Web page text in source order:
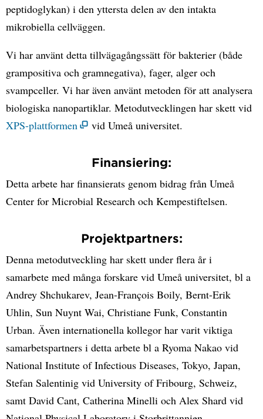
peptidoglykan) i den yttersta delen av den intakta
mikrobiella cellväggen.
Vi har använt detta tillvägagångssätt för bakterier (både
grampositiva och gramnegativa), fager, alger och
svampceller. Vi har även använt metoden för att analysera
biologiska nanopartiklar. Metodutvecklingen har skett vid
XPS-plattformen
vid Umeå universitet.
Finansiering:
Detta arbete har finansierats genom bidrag från Umeå
Center for Microbial Research och Kempestiftelsen.
Projektpartners:
Denna metodutveckling har skett under flera år i
samarbete med många forskare vid Umeå universitet, bl a
Andrey Shchukarev, Jean-François Boily, Bernt-Erik
Uhlin, Sun Nuynt Wai, Christiane Funk, Constantin
Urban. Även internationella kollegor har varit viktiga
samarbetspartners i detta arbete bl a Ryoma Nakao vid
National Institute of Infectious Diseases, Tokyo, Japan,
Stefan Salentinig vid University of Fribourg, Schweiz,
samt David Cant, Catherina Minelli och Alex Shard vid